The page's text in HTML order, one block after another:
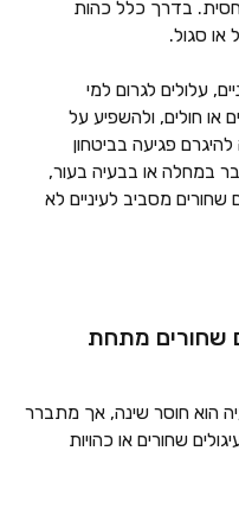
יחסית. בדרך כלל כהות
או סגול.
עלולים לגרום למי
או חולים, ולהשפיע על
פגיעה בביטחון
במחלה או בבעיה בעור,
שחורים מסביב לעיניים לא
שחורים מתחת
הוא חוסר שינה, אך מתברר
שחורים או כהויות